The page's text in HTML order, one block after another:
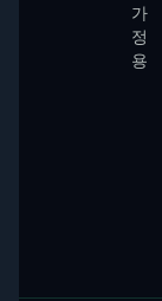
가
정
용